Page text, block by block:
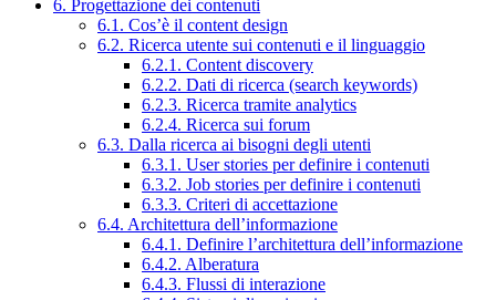
6. Progettazione dei contenuti
6.1. Cos’è il content design
6.2. Ricerca utente sui contenuti e il linguaggio
6.2.1. Content discovery
6.2.2. Dati di ricerca (search keywords)
6.2.3. Ricerca tramite analytics
6.2.4. Ricerca sui forum
6.3. Dalla ricerca ai bisogni degli utenti
6.3.1. User stories per definire i contenuti
6.3.2. Job stories per definire i contenuti
6.3.3. Criteri di accettazione
6.4. Architettura dell’informazione
6.4.1. Definire l’architettura dell’informazione
6.4.2. Alberatura
6.4.3. Flussi di interazione